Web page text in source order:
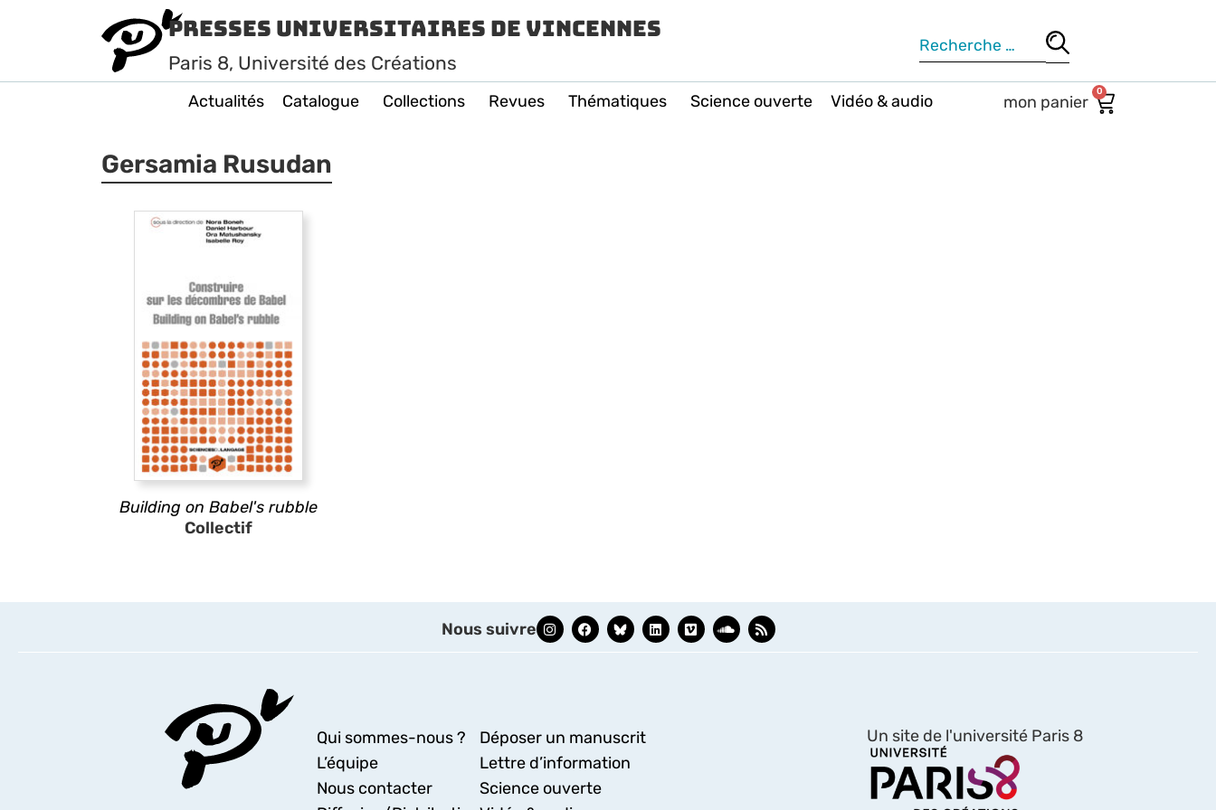
Presses Universitaires de Vincennes
Paris 8, Université des Créations
Actualités Catalogue Collections Revues Thématiques Science ouverte Vidéo & audio 0
Gersamia Rusudan
Building on Babel's rubble
Collectif
Nous suivre
Qui sommes-nous ?
L’équipe
Nous contacter
Déposer un manuscrit
Lettre d’information
Science ouverte
Un site de l'université Paris 8